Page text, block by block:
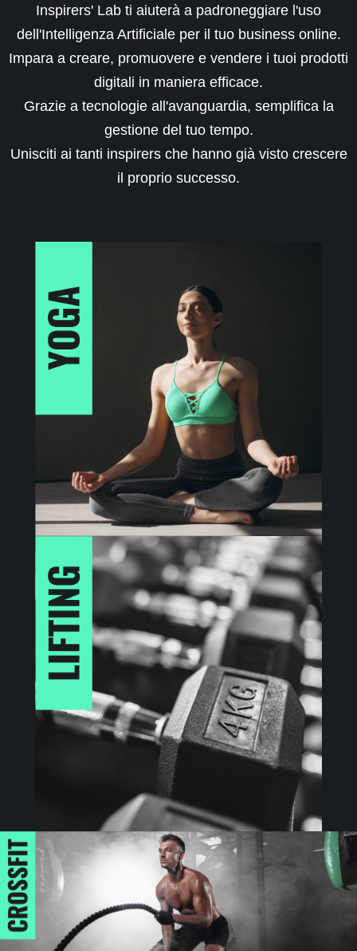
Inspirers' Lab ti aiuterà a padroneggiare l'uso
dell'Intelligenza Artificiale per il tuo business online.
Impara a creare, promuovere e vendere i tuoi prodotti
digitali in maniera efficace.
Grazie a tecnologie all'avanguardia, semplifica la
gestione del tuo tempo.
Unisciti ai tanti inspirers che hanno già visto crescere
il proprio successo.